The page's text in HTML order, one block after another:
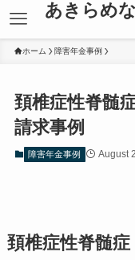
あきらめ
ホーム 障害年金事例
頚椎症性脊髄
請求事例
障害年金事例 August
頚椎症性脊髄